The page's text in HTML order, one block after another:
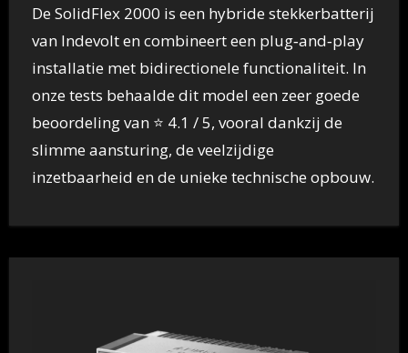
De SolidFlex 2000 is een hybride stekkerbatterij
van Indevolt en combineert een plug‑and‑play
installatie met bidirectionele functionaliteit. In
onze tests behaalde dit model een zeer goede
beoordeling van ⭐ 4.1 / 5, vooral dankzij de
slimme aansturing, de veelzijdige
inzetbaarheid en de unieke technische opbouw.